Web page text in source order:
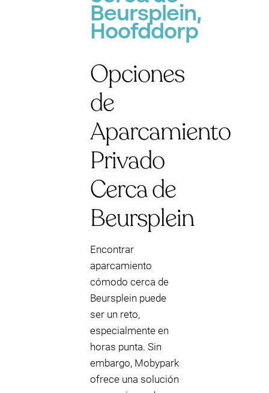
Beursplein,
Hoofddorp
Opciones
de
Aparcamiento
Privado
Cerca de
Beursplein
Encontrar
aparcamiento
cómodo cerca de
Beursplein puede
ser un reto,
especialmente en
horas punta. Sin
embargo, Mobypark
ofrece una solución